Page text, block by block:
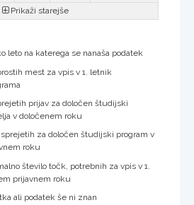
Prikaži starejše
leto na katerega se nanaša podatek
mest za vpis v 1. letnik
prijav za določen študijski
v določenem roku
za določen študijski program v
roku
število točk, potrebnih za vpis v 1.
prijavnem roku
ali podatek še ni znan